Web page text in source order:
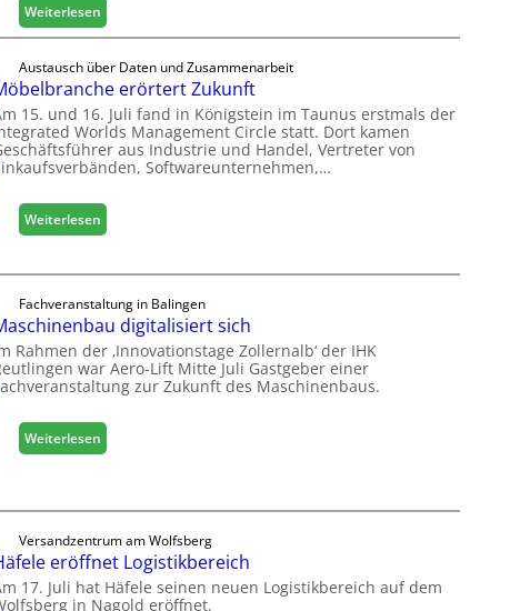
Weiterlesen:
L
u
c
o
l
ä
d
t
z
a
u
s
m
e
s
e
Austausch über Daten und Zusammenarbeit
erörtert Zukunft
15. und 16. Juli fand in Königstein im Taunus erstmals der
Worlds Management Circle statt. Dort kamen
aus Industrie und Handel, Vertreter von
Softwareunternehmen,…
Weiterlesen:
M
b
e
l
b
r
a
c
h
r
ö
r
e
Fachveranstaltung in Balingen
digitalisiert sich
Rahmen der ‚Innovationstage Zollernalb‘ der IHK
war Aero-Lift Mitte Juli Gastgeber einer
zur Zukunft des Maschinenbaus.
Weiterlesen:
M
h
i
n
e
Versandzentrum am Wolfsberg
eröffnet Logistikbereich
17. Juli hat Häfele seinen neuen Logistikbereich auf dem
in Nagold eröffnet.